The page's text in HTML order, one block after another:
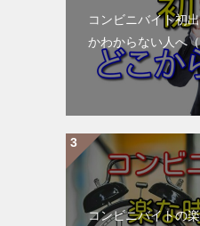
コンビニバイト初
かわからない人へ
コンビニバイトの